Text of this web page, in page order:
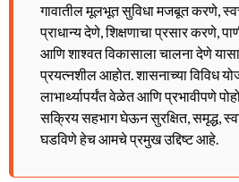
गावातील मूलभूत सुविधा मजबूत करणे,
प्राधान्य देणे, शिक्षणाचा प्रसार करणे,
आणि शाश्वत विकासाला चालना देणे
प्रयत्नशील आहोत. शासनाच्या विविध
लाभार्थ्यापर्यंत वेळेत आणि प्रभावीपणे
सक्रिय सहभाग घेऊन सुरक्षित, समृद्ध,
घडविणे हेच आमचे प्रमुख उद्दिष्ट आहे.